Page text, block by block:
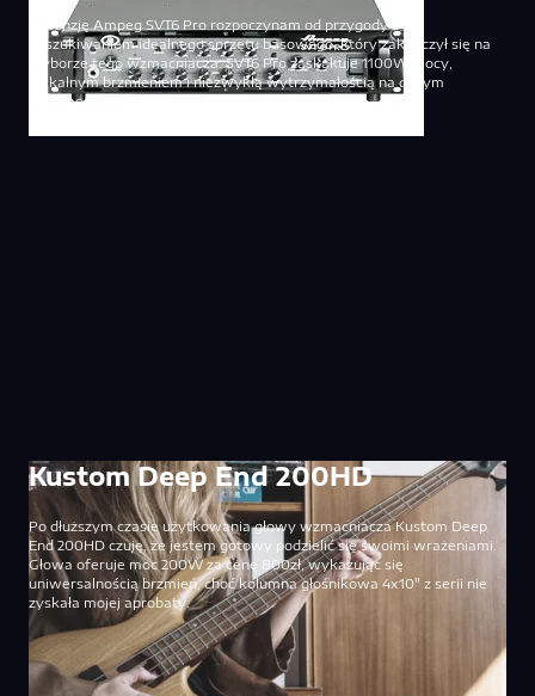
Recenzję Ampeg SVT6 Pro rozpoczynam od przygody z
poszukiwaniem idealnego sprzętu basowego, który zakończył się na
wyborze tego wzmacniacza. SVT6 Pro zaskakuje 1100W mocy,
unikalnym brzmieniem i niezwykłą wytrzymałością na dużym
wolumenie.
Kustom Deep End 200HD
Po dłuższym czasie użytkowania głowy wzmacniacza Kustom Deep
End 200HD czuję, że jestem gotowy podzielić się swoimi wrażeniami.
Głowa oferuje moc 200W za cenę 800zł, wykazując się
uniwersalnością brzmień, choć kolumna głośnikowa 4x10" z serii nie
zyskała mojej aprobaty.